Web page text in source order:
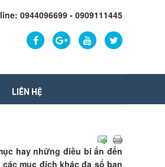
0944096699 - 0909111445
LIÊN HỆ
hay những điều bí ẩn đến
mục đích khác đa số bạn